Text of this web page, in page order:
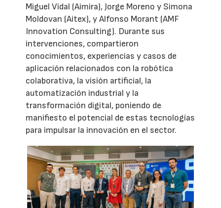
Miguel Vidal (Aimira), Jorge Moreno y Simona
Moldovan (Aitex), y Alfonso Morant (AMF
Innovation Consulting). Durante sus
intervenciones, compartieron
conocimientos, experiencias y casos de
aplicación relacionados con la robótica
colaborativa, la visión artificial, la
automatización industrial y la
transformación digital, poniendo de
manifiesto el potencial de estas tecnologías
para impulsar la innovación en el sector.